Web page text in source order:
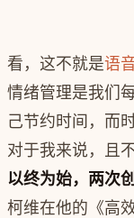
看，这不就是语
情绪管理是我们
己节约时间，而
对于我来说，且
以终为始，两次
柯维在他的《高